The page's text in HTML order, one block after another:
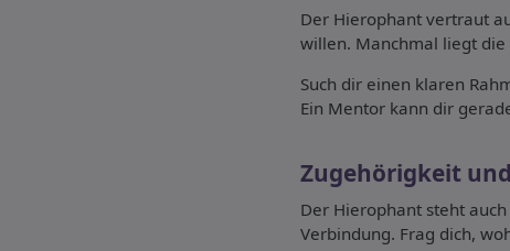
Der Hierophant vertraut
willen. Manchmal liegt
Such dir einen klaren
Ein Mentor kann dir
Zugehörigkeit
Der Hierophant steht
Verbindung. Frag dich,